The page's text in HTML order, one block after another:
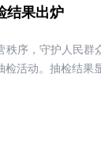
结果出炉
序，守护人民群
检活动。抽检结果